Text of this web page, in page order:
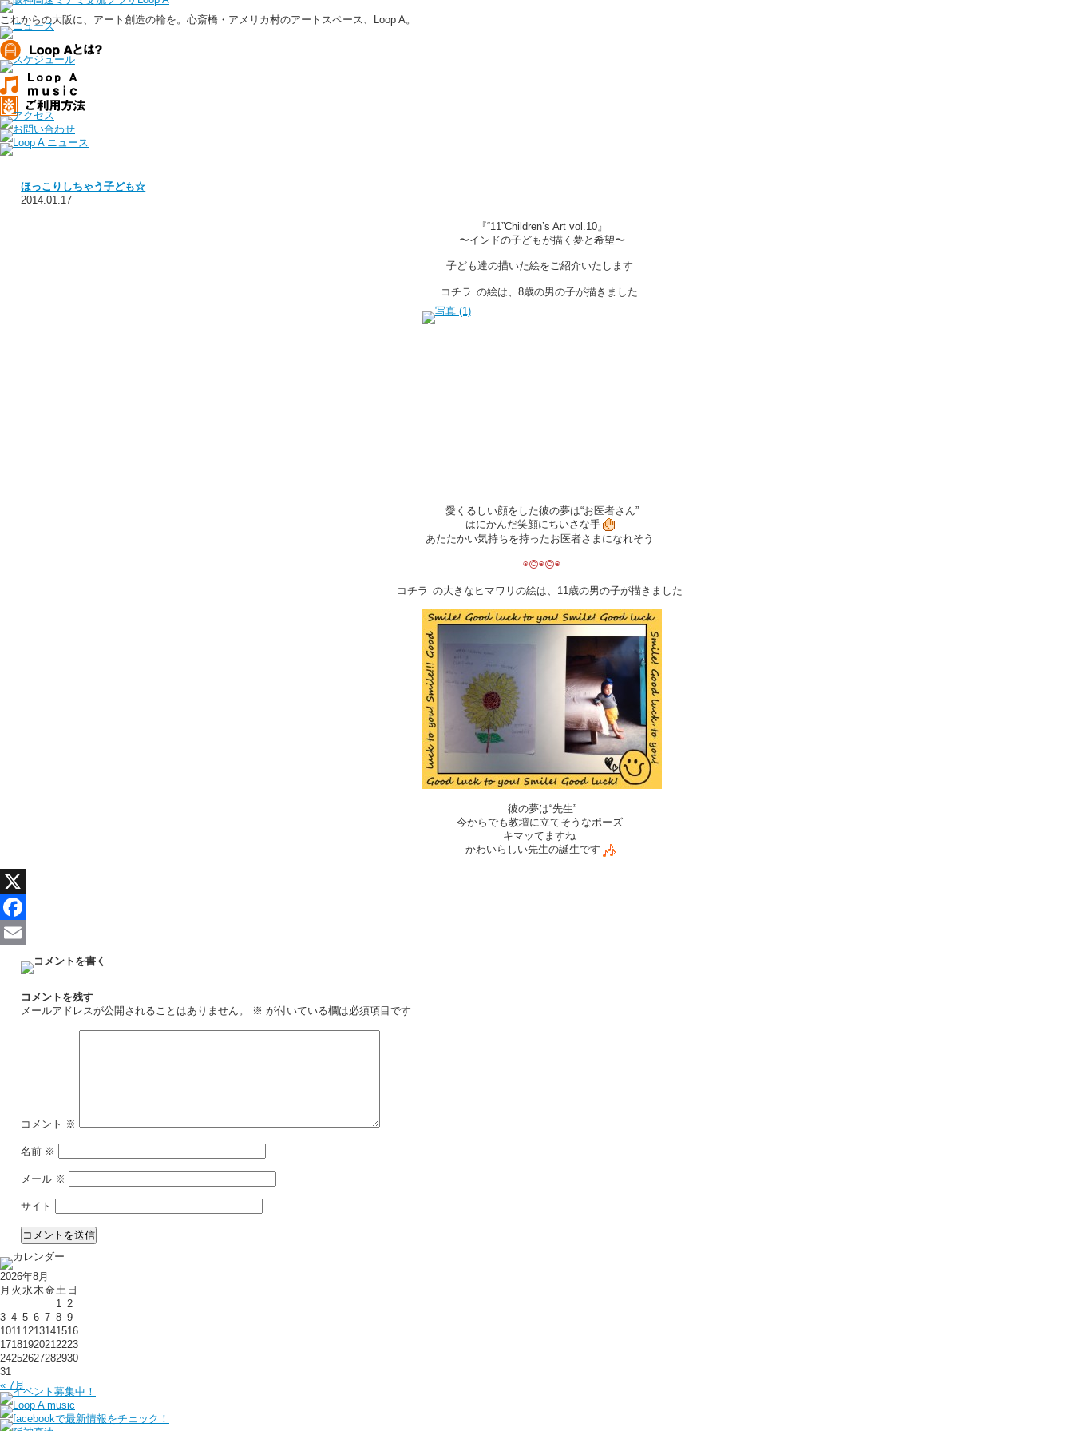
これからの大阪に、アート創造の輪を。心斎橋・アメリカ村のアートスペース、Loop A。
ほっこりしちゃう子ども☆
2014.01.17
『“11”Children’s Art vol.10』
〜インドの子どもが描く夢と希望〜
子ども達の描いた絵をご紹介いたします
コチラ の絵は、8歳の男の子が描きました
愛くるしい顔をした彼の夢は“お医者さん”
はにかんだ笑顔にちいさな手
あたたかい気持ちを持ったお医者さまになれそう
◉◎◉◎◉
コチラ の大きなヒマワリの絵は、11歳の男の子が描きました
彼の夢は“先生”
今からでも教壇に立てそうなポーズ
キマッてますね
かわいらしい先生の誕生です
X
Facebook
コメントを残す
メールアドレスが公開されることはありません。
※ が付いている欄は必須項目です
コメント ※
名前 ※
メール ※
サイト
2026年8月
月 火 水 木金土 日
1
2
3 4 5 6 7 8 9
1011 1213141516
1718192021 2223
24252627282930
31
« 7月